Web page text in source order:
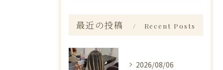
最近の投稿 Recent Posts
2026/08/06